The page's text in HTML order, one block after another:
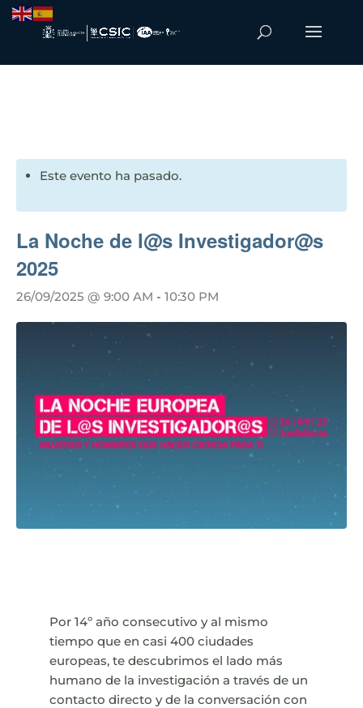
Este evento ha pasado.
La Noche de l@s Investigador@s
2025
26/09/2025 @ 9:00 AM - 10:30 PM
Por 14º año consecutivo y al mismo
tiempo que en casi 400 ciudades
europeas, te descubrimos el lado más
humano de la investigación a través de un
contacto directo y de la conversación con